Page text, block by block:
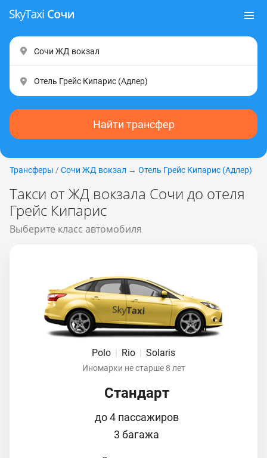
Найти трансфер
Трансферы / Сочи ЖД вокзал → Отель Грейс Кипарис (Адлер)
Такси от ЖД вокзала Сочи до отеля
Грейс Кипарис
Выберите класс автомобиля
Polo | Rio | Solaris
Иномарки не старше 8 лет
Стандарт
до 4 пассажиров
3 багажа